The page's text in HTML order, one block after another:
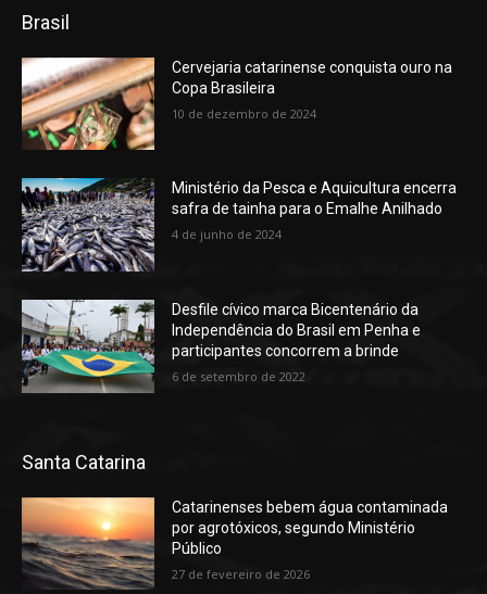
Brasil
Cervejaria catarinense conquista ouro na
Copa Brasileira
10 de dezembro de 2024
Ministério da Pesca e Aquicultura encerra
safra de tainha para o Emalhe Anilhado
4 de junho de 2024
Desfile cívico marca Bicentenário da
Independência do Brasil em Penha e
participantes concorrem a brinde
6 de setembro de 2022
Santa Catarina
Catarinenses bebem água contaminada
por agrotóxicos, segundo Ministério
Público
27 de fevereiro de 2026